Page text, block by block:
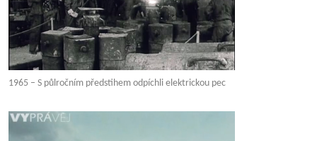
1965 – S půlročním předstihem odpíchli elektrickou pec